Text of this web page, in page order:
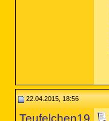
22.04.2015, 18:56
Teufelchen19